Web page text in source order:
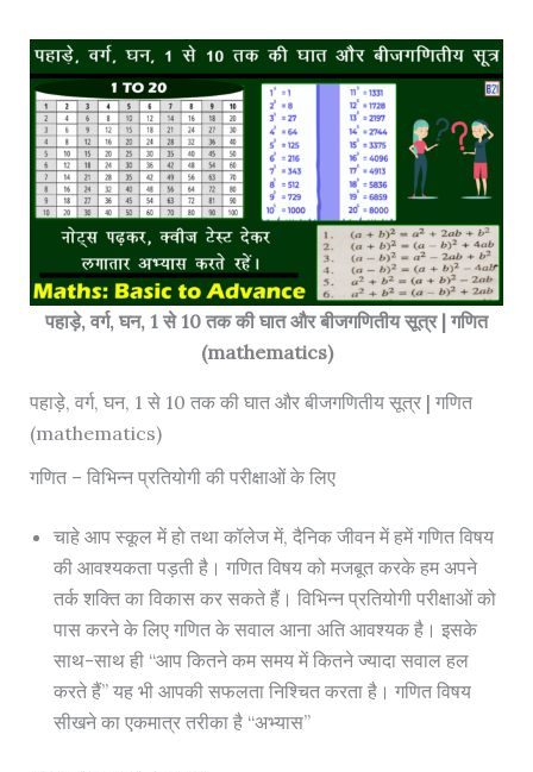
पहाड़े, वर्ग, घन, 1 से 10 तक की घात और बीजगणितीय सूत्र | गणित
(mathematics)
पहाड़े, वर्ग, घन, 1 से 10 तक की घात और बीजगणितीय सूत्र | गणित
(mathematics)
गणित – विभिन्न प्रतियोगी की परीक्षाओं के लिए
चाहे आप स्कूल में हो तथा कॉलेज में, दैनिक जीवन में हमें गणित विषय
की आवश्यकता पड़ती है। गणित विषय को मजबूत करके हम अपने
तर्क शक्ति का विकास कर सकते हैं। विभिन्न प्रतियोगी परीक्षाओं को
पास करने के लिए गणित के सवाल आना अति आवश्यक है। इसके
साथ-साथ ही “आप कितने कम समय में कितने ज्यादा सवाल हल
करते हैं” यह भी आपकी सफलता निश्चित करता है। गणित विषय
सीखने का एकमात्र तरीका है “अभ्यास”